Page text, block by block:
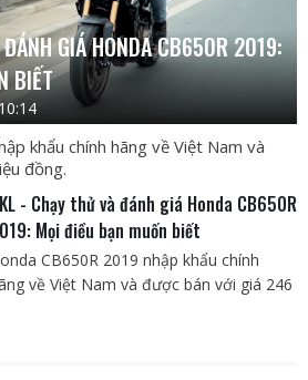
GIÁ HONDA CB650R 2019:
BIẾT
khẩu chính hãng về Việt Nam và
đồng.
- Chạy thử và đánh giá Honda CB650R
Mọi điều bạn muốn biết
CB650R 2019 nhập khẩu chính
về Việt Nam và được bán với giá 246